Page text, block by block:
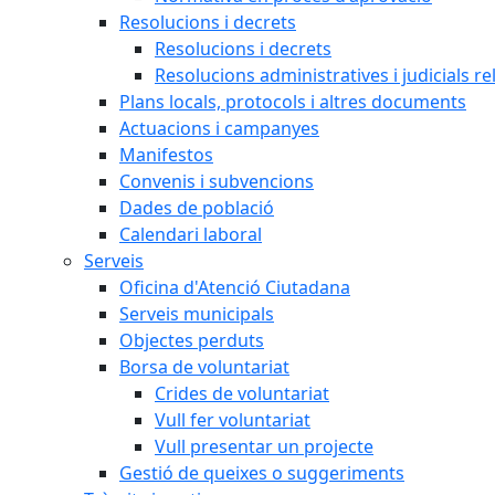
Resolucions i decrets
Resolucions i decrets
Resolucions administratives i judicials
Plans locals, protocols i altres documents
Actuacions i campanyes
Manifestos
Convenis i subvencions
Dades de població
Calendari laboral
Serveis
Oficina d'Atenció Ciutadana
Serveis municipals
Objectes perduts
Borsa de voluntariat
Crides de voluntariat
Vull fer voluntariat
Vull presentar un projecte
Gestió de queixes o suggeriments